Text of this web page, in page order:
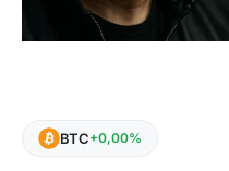
BTC+0,00%